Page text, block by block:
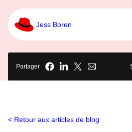
Jess Boren
Partager
Retour aux articles de blog